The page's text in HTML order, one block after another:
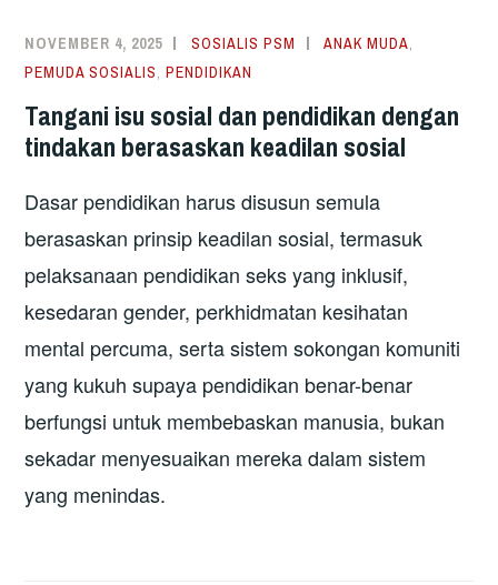
NOVEMBER 4, 2025 SOSIALIS PSM ANAK MUDA,
PEMUDA SOSIALIS,PENDIDIKAN
Tangani isu sosial dan pendidikan dengan
tindakan berasaskan keadilan sosial
Dasar pendidikan harus disusun semula
berasaskan prinsip keadilan sosial, termasuk
pelaksanaan pendidikan seks yang inklusif,
kesedaran gender, perkhidmatan kesihatan
mental percuma, serta sistem sokongan komuniti
yang kukuh supaya pendidikan benar-benar
berfungsi untuk membebaskan manusia, bukan
sekadar menyesuaikan mereka dalam sistem
yang menindas.